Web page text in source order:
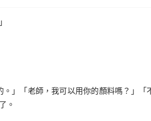
」「老師，我可以用你的顏料嗎？」「
。